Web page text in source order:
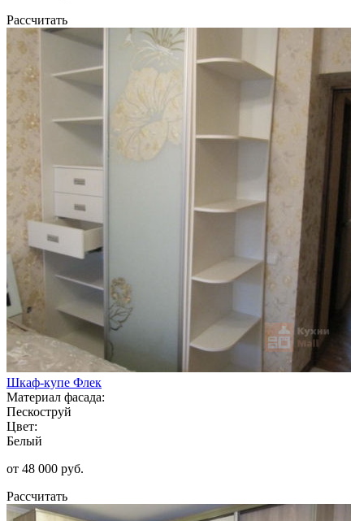
Рассчитать
Шкаф-купе Флек
Материал фасада:
Пескоструй
Цвет:
Белый
от 48 000 руб.
Рассчитать